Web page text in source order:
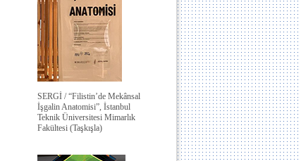
SERGİ / “Filistin’de Mekânsal
İşgalin Anatomisi”, İstanbul
Teknik Üniversitesi Mimarlık
Fakültesi (Taşkışla)